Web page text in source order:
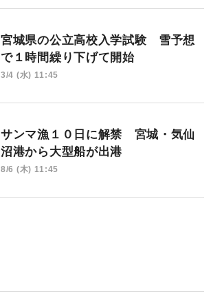
宮城県の公立高校入学試験 雪予想
で１時間繰り下げて開始
3/4 (水) 11:45
サンマ漁１０日に解禁 宮城・気仙
沼港から大型船が出港
8/6 (木) 11:45